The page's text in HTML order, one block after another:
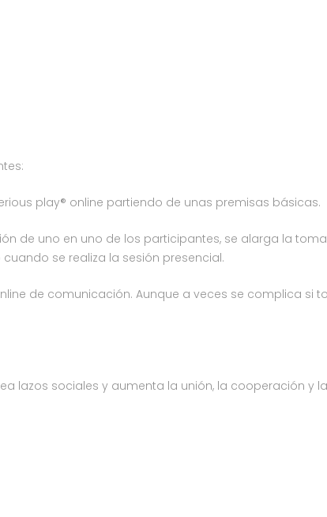
play® online partiendo de unas premisas básicas.
de uno en uno de los participantes, se alarga la
se realiza la sesión presencial.
de comunicación. Aunque a veces se complica si
lazos sociales y aumenta la unión, la cooperación y